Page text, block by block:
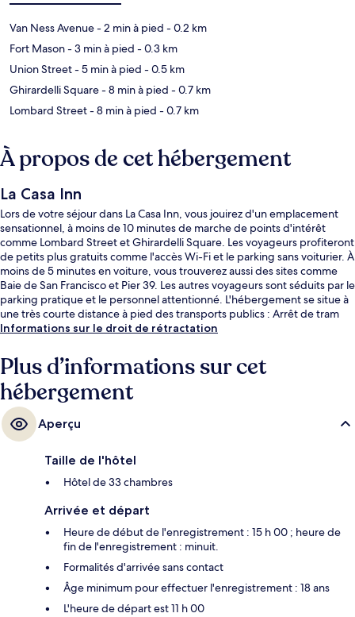
Van Ness Avenue- 2 min à pied - 0.2 km
Fort Mason- 3 min à pied - 0.3 km
Union Street- 5 min à pied - 0.5 km
Ghirardelli Square- 8 min à pied - 0.7 km
Lombard Street- 8 min à pied - 0.7 km
À propos de cet hébergement
La Casa Inn
Lors de votre séjour dans La Casa Inn, vous jouirez d'un emplacement
sensationnel, à moins de 10 minutes de marche de points d'intérêt
comme Lombard Street et Ghirardelli Square. Les voyageurs profiteront
de petits plus gratuits comme l'accès Wi-Fi et le parking sans voiturier. À
moins de 5 minutes en voiture, vous trouverez aussi des sites comme
Baie de San Francisco et Pier 39. Les autres voyageurs sont séduits par le
parking pratique et le personnel attentionné. L'hébergement se situe à
une très courte distance à pied des transports publics : Arrêt de tram
Hyde St & Lombard St se trouve à 8 min et Arrêt de tram Hyde St &
Informations sur le droit de rétractation
Plus d’informations sur cet
hébergement
Aperçu
Taille de l'hôtel
Hôtel de 33 chambres
Arrivée et départ
Heure de début de l'enregistrement : 15 h 00 ; heure de
fin de l'enregistrement : minuit.
Formalités d'arrivée sans contact
Âge minimum pour effectuer l'enregistrement : 18 ans
L'heure de départ est 11 h 00